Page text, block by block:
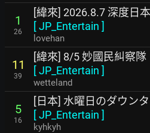
1
26
[緯來] 2026.8.7 深度日本
[JP_Entertain ]
lovehan
11
39
[緯來] 8/5 妙國民糾察隊
[JP_Entertain ]
wetteland
5
16
[日本] 水曜日のダウン
[JP_Entertain ]
kyhkyh